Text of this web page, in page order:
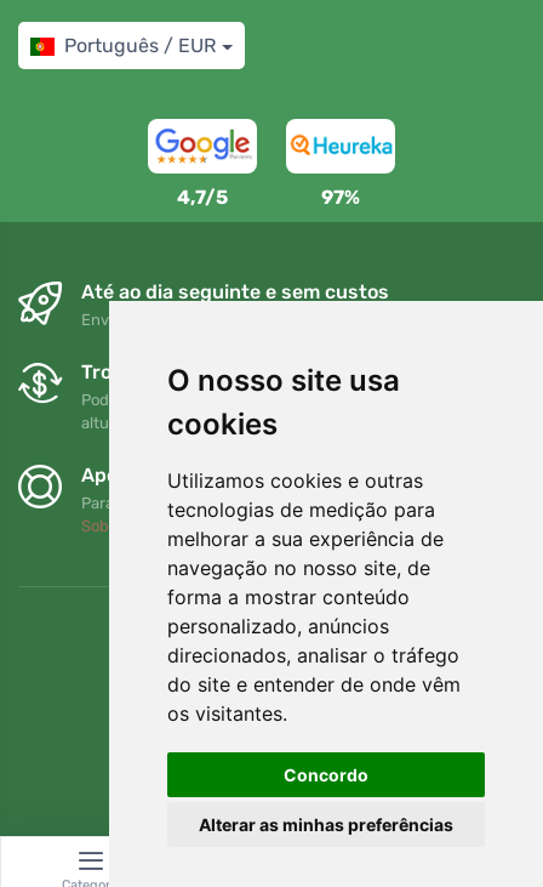
O nosso site usa
cookies
Utilizamos cookies e outras
tecnologias de medição para
melhorar a sua experiência de
navegação no nosso site, de
forma a mostrar conteúdo
personalizado, anúncios
direcionados, analisar o tráfego
do site e entender de onde vêm
os visitantes.
Concordo
Alterar as minhas preferências
Português / EUR
4,7/5 97%
Até ao dia seguinte e sem custos
Envio gratuito para encomendas superiores a 80 EUR
Trocas e devoluções gratuitas
Pode devolver ou trocar a sua encomenda em qualquer
altura no prazo de 90 dias
Apoiamos a Trees.org
Para cada encomenda plantamos uma árvore! Leia mais
Sobre nós